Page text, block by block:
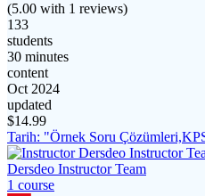
(5.00 with 1 reviews)
133
students
30 minutes
content
Oct 2024
updated
$14.99
Tarih: "Örnek Soru
Dersdeo Instructor Team
1 course